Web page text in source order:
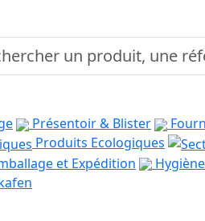
Présentoir & Blister
Produits Ecologiques
et Expédition